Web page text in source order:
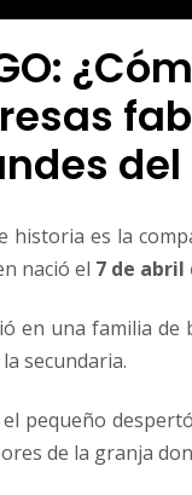
historia es la
nació el 7 de abril
en una familia de
secundaria.
el pequeño
de la granja